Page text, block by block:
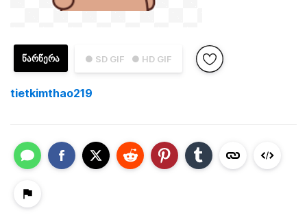
● SD GIF ● HD GIF
ᲬᲐᲠᲬᲔᲠᲐ
tietkimthao219